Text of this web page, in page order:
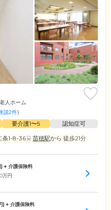
人ホーム
談2件)
要介護1〜5
認知症可
条1-8-36
苗穂駅から 徒歩21分
+ 介護保険料
0万円
) + 介護保険料